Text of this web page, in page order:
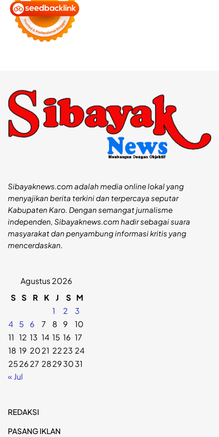
Sibayaknews.com adalah media online lokal yang
menyajikan berita terkini dan terpercaya seputar
Kabupaten Karo. Dengan semangat jurnalisme
independen, Sibayaknews.com hadir sebagai suara
masyarakat dan penyambung informasi kritis yang
mencerdaskan.
Agustus 2026
S S R K J S M
1
2
3
4
5 6 7 8 9
10
11 12 13 14 15 16 17
18 19 2021 2223 24
252627 28293031
« Jul
REDAKSI
PASANG IKLAN